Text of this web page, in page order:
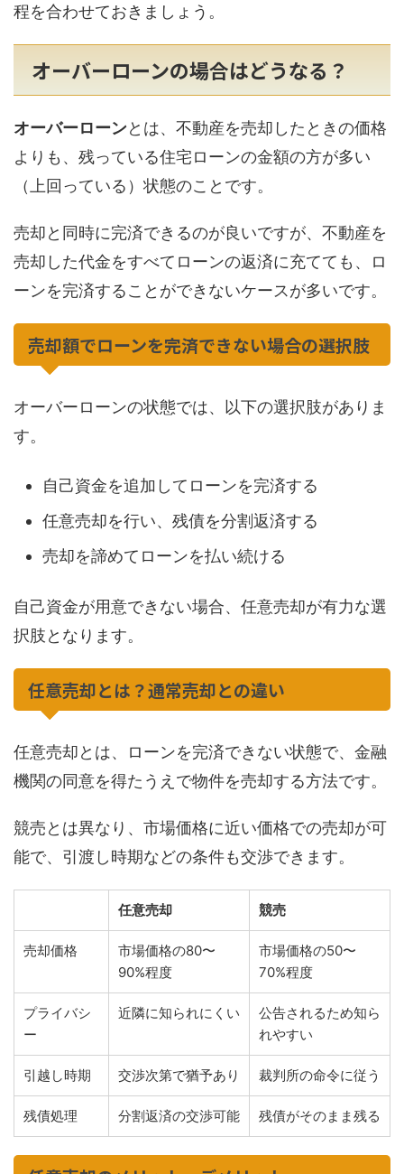
程を合わせておきましょう。
オーバーローンの場合はどうなる？
オーバーローンとは、不動産を売却したときの価格
よりも、残っている住宅ローンの金額の方が多い
（上回っている）状態のことです。
売却と同時に完済できるのが良いですが、不動産を
売却した代金をすべてローンの返済に充てても、ロ
ーンを完済することができないケースが多いです。
売却額でローンを完済できない場合の選択肢
オーバーローンの状態では、以下の選択肢がありま
す。
自己資金を追加してローンを完済する
任意売却を行い、残債を分割返済する
売却を諦めてローンを払い続ける
自己資金が用意できない場合、任意売却が有力な選
択肢となります。
任意売却とは？通常売却との違い
任意売却とは、ローンを完済できない状態で、金融
機関の同意を得たうえで物件を売却する方法です。
競売とは異なり、市場価格に近い価格での売却が可
能で、引渡し時期などの条件も交渉できます。
任意売却 競売
売却価格
市場価格の80〜
90%程度
市場価格の50〜
70%程度
プライバシ
ー
近隣に知られにくい
公告されるため知ら
れやすい
引越し時期 交渉次第で猶予あり 裁判所の命令に従う
残債処理 分割返済の交渉可能 残債がそのまま残る